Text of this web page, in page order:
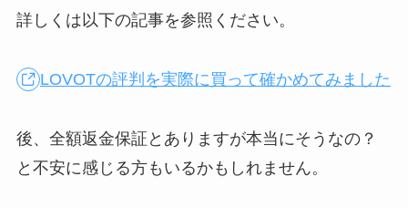
詳しくは以下の記事を参照ください。
LOVOTの評判を実際に買って確かめてみました
後、全額返金保証とありますが本当にそうなの？
と不安に感じる方もいるかもしれません。